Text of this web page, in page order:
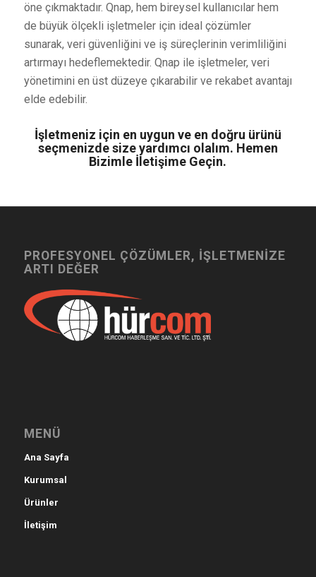
öne çıkmaktadır. Qnap, hem bireysel kullanıcılar hem
de büyük ölçekli işletmeler için ideal çözümler
sunarak, veri güvenliğini ve iş süreçlerinin verimliliğini
artırmayı hedeflemektedir. Qnap ile işletmeler, veri
yönetimini en üst düzeye çıkarabilir ve rekabet avantajı
elde edebilir.
İşletmeniz için en uygun ve en doğru ürünü
seçmenizde size yardımcı olalım. Hemen
Bizimle İletişime Geçin.
PROFESYONEL ÇÖZÜMLER, İŞLETMENİZE
ARTI DEĞER
MENÜ
Ana Sayfa
Kurumsal
Ürünler
İletişim